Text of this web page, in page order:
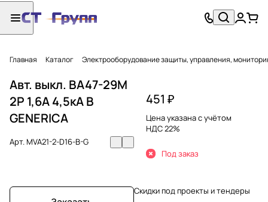
Главная Каталог Электрооборудование защиты, управления,
Авт. выкл. ВА47-29М
2P 1,6А 4,5кА B
GENERICA
Арт.MVA21-2-D16-B-G
451 ₽
Цена указана с учётом
НДС 22%
Под заказ
Скидки под проекты и тендеры